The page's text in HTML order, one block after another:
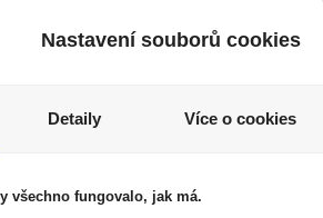
Ferrero Nutella 350g
Nastavení souborů cookies
Detaily Více o cookies
všechno fungovalo, jak má.